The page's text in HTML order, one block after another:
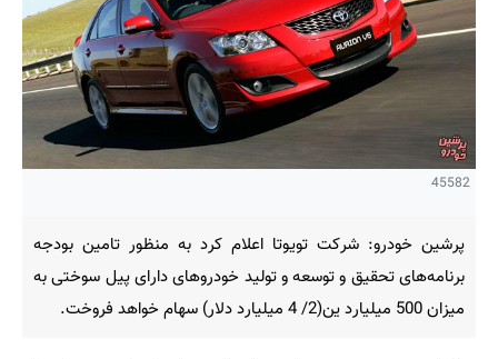
45582
پرشین خودرو: شرکت تویوتا اعلام کرد به منظور تامین بودجه
برنامه‌های تحقیق و توسعه و تولید خودروهای دارای پیل سوختی به
میزان 500 میلیارد ین(2/ 4 میلیارد دلار) سهام خواهد فروخت.